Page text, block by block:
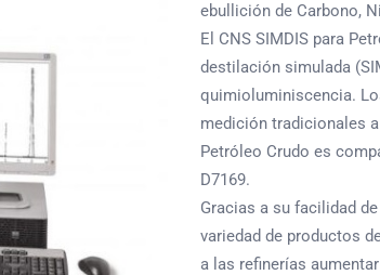
ebullición de Carbono,
El CNS SIMDIS para
destilación simulada
quimioluminiscencia.
medición tradicionales
Petróleo Crudo es
D7169.
Gracias a su facilidad
variedad de productos
a las refinerías